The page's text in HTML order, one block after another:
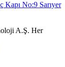
No:9 Sarıyer
A.Ş. Her